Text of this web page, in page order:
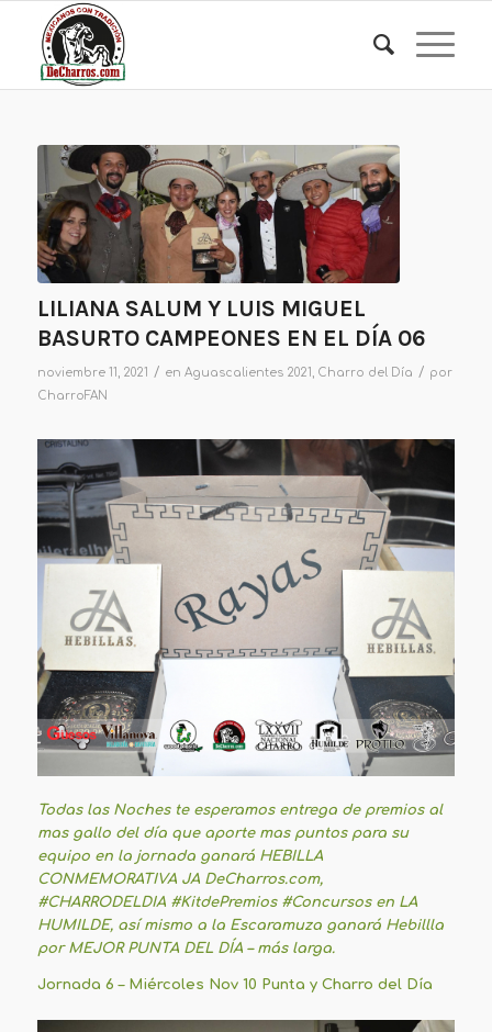
LILIANA SALUM Y LUIS MIGUEL
BASURTO CAMPEONES EN EL DÍA 06
noviembre 11, 2021 / en Aguascalientes 2021 Charro del Día / por
CharroFAN
Todas las Noches te esperamos entrega de premios al
mas gallo del día que aporte mas puntos para su
equipo en la jornada ganará HEBILLA
CONMEMORATIVA JA DeCharros.com,
#CHARRODELDIA #KitdePremios #Concursos en LA
HUMILDE, así mismo a la Escaramuza ganará Hebillla
por MEJOR PUNTA DEL DÍA – más larga.
Jornada 6 – Miércoles Nov 10 Punta y Charro del Día